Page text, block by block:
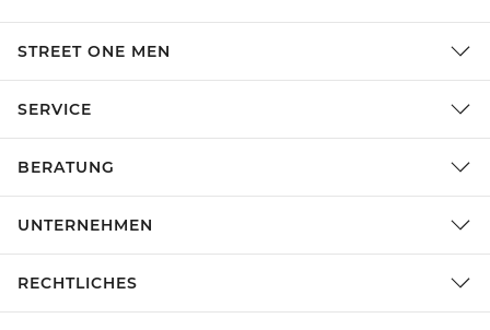
STREET ONE MEN
SERVICE
BERATUNG
UNTERNEHMEN
RECHTLICHES